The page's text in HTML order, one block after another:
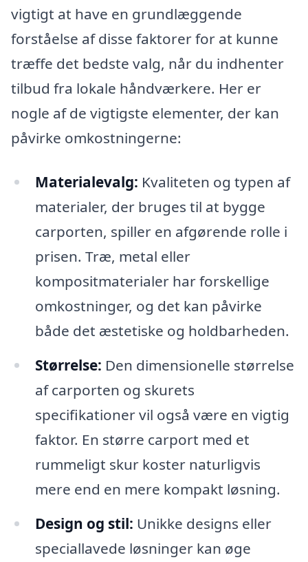
vigtigt at have en grundlæggende
forståelse af disse faktorer for at kunne
træffe det bedste valg, når du indhenter
tilbud fra lokale håndværkere. Her er
nogle af de vigtigste elementer, der kan
påvirke omkostningerne:
Materialevalg: Kvaliteten og typen af
materialer, der bruges til at bygge
carporten, spiller en afgørende rolle i
prisen. Træ, metal eller
kompositmaterialer har forskellige
omkostninger, og det kan påvirke
både det æstetiske og holdbarheden.
Størrelse: Den dimensionelle størrelse
af carporten og skurets
specifikationer vil også være en vigtig
faktor. En større carport med et
rummeligt skur koster naturligvis
mere end en mere kompakt løsning.
Design og stil: Unikke designs eller
speciallavede løsninger kan øge